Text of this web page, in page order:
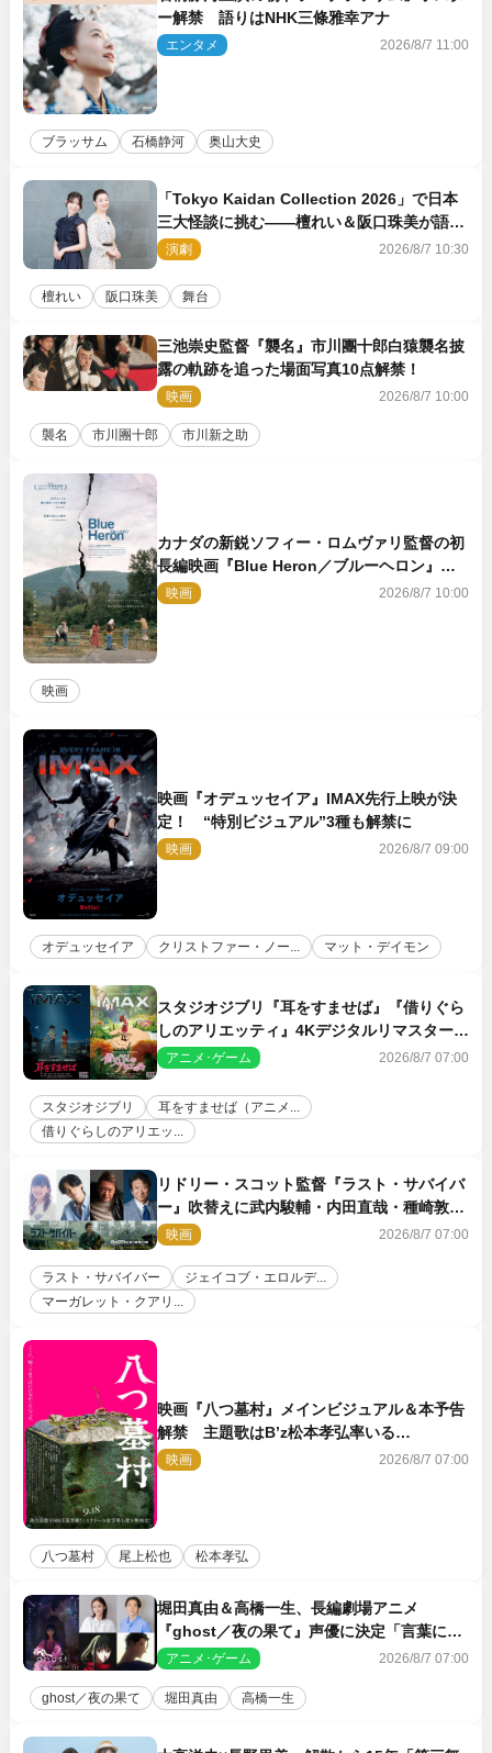
ー解禁 語りはNHK三條雅幸アナ
エンタメ 2026/8/7 11:00
ブラッサム 石橋静河 奥山大史
「Tokyo Kaidan Collection 2026」で日本
三大怪談に挑む――檀れい＆阪口珠美が語る
「牡丹灯籠」の新たな魅力
演劇 2026/8/7 10:30
檀れい 阪口珠美 舞台
三池崇史監督『襲名』市川團十郎白猿襲名披
露の軌跡を追った場面写真10点解禁！
映画 2026/8/7 10:00
襲名 市川團十郎 市川新之助
カナダの新鋭ソフィー・ロムヴァリ監督の初
長編映画『Blue Heron／ブルーヘロン』
10.23公開
映画 2026/8/7 10:00
映画
映画『オデュッセイア』IMAX先行上映が決
定！ “特別ビジュアル”3種も解禁に
映画 2026/8/7 09:00
オデュッセイア クリストファー・ノー... マット・デイモン
スタジオジブリ『耳をすませば』『借りぐら
しのアリエッティ』4Kデジタルリマスターで
IMAX上映決定！
アニメ･ゲーム 2026/8/7 07:00
スタジオジブリ
耳をすませば（アニメ...
借りぐらしのアリエッ...
リドリー・スコット監督『ラスト・サバイバ
ー』吹替えに武内駿輔・内田直哉・種崎敦
美・井上和彦ら豪華声優陣が集結！
映画 2026/8/7 07:00
ラスト・サバイバー
ジェイコブ・エロルデ...
マーガレット・クアリ...
映画『八つ墓村』メインビジュアル＆本予告
解禁 主題歌はB’z松本孝弘率いる
TMG「DOOM」に決定
映画 2026/8/7 07:00
八つ墓村 尾上松也 松本孝弘
堀田真由＆高橋一生、長編劇場アニメ
『ghost／夜の果て』声優に決定「言葉には
できない沢山の感情を思い出しました」
アニメ･ゲーム 2026/8/7 07:00
ghost／夜の果て 堀田真由 高橋一生